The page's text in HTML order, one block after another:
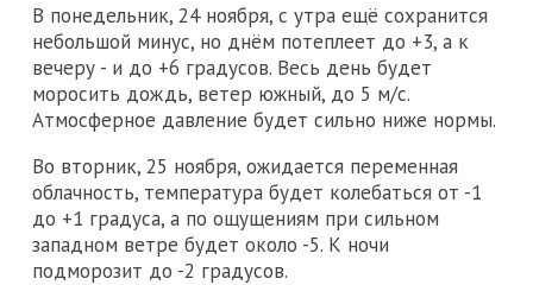
В понедельник, 24 ноября, с утра ещё сохранится
небольшой минус, но днём потеплеет до +3, а к
вечеру - и до +6 градусов. Весь день будет
моросить дождь, ветер южный, до 5 м/с.
Атмосферное давление будет сильно ниже нормы.
Во вторник, 25 ноября, ожидается переменная
облачность, температура будет колебаться от -1
до +1 градуса, а по ощущениям при сильном
западном ветре будет около -5. К ночи
подморозит до -2 градусов.